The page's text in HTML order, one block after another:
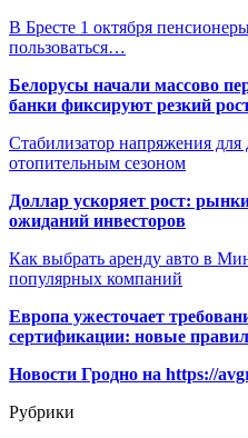
В Бресте 1 октября
пользоваться…
Белорусы начали массово
банки фиксируют резкий
Стабилизатор напряжения
отопительным сезоном
Доллар ускоряет рост:
ожиданий инвесторов
Как выбрать аренду авто в
популярных компаний
Европа ужесточает
сертификации: новые
Новости Гродно на https://
Рубрики